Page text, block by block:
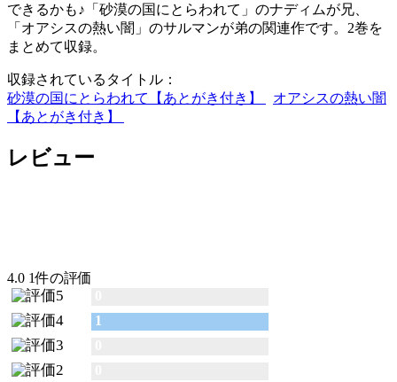
できるかも♪「砂漠の国にとらわれて」のナディムが兄、
「オアシスの熱い闇」のサルマンが弟の関連作です。2巻を
まとめて収録。
収録されているタイトル：
砂漠の国にとらわれて【あとがき付き】
オアシスの熱い闇
【あとがき付き】
レビュー
4.0 1件の評価
1